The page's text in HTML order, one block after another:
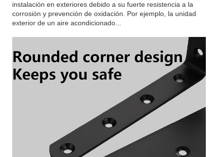
instalación en exteriores debido a su fuerte resistencia a la
corrosión y prevención de oxidación. Por ejemplo, la unidad
exterior de un aire acondicionado...